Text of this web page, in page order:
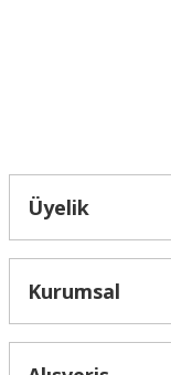
Üyelik
Kurumsal